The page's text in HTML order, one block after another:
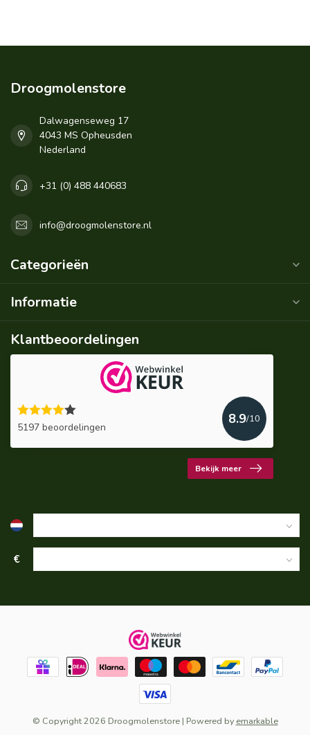
Droogmolenstore
Dalwagenseweg 17
4043 MS Opheusden
Nederland
+31 (0) 488 440683
info@droogmolenstore.nl
Categorieën
Informatie
Klantbeoordelingen
5197 beoordelingen
8.9/10
Bekijk meer
€
© Copyright 2026 Droogmolenstore | Powered by emarkable